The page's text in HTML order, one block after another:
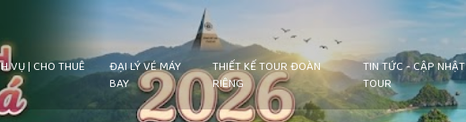
VỤ | CHO THUÊ
ĐẠI LÝ VÉ MÁY
BAY
THIẾT KẾ TOUR ĐOÀN
RIÊNG
TIN TỨC - CẬP NHẬT
TOUR